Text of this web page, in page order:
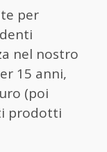
per
nel nostro
15 anni,
(poi
prodotti